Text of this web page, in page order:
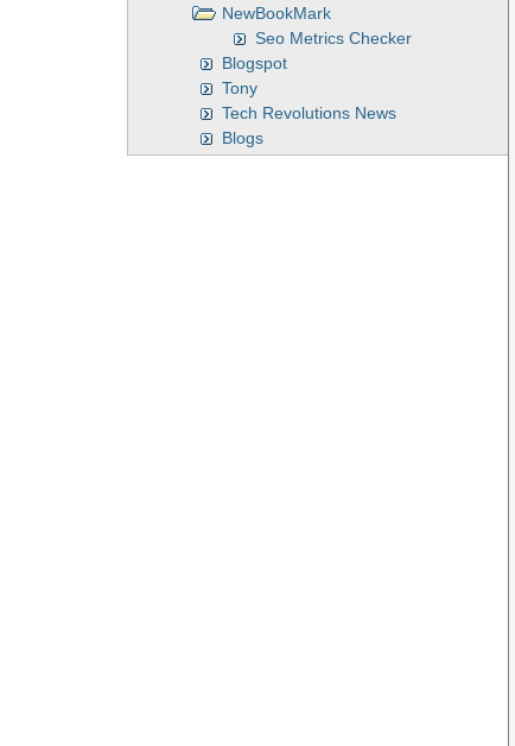
NewBookMark
Seo Metrics Checker
Blogspot
Tony
Tech Revolutions News
Blogs